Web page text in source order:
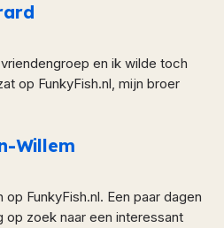
en ik wilde toch
op FunkyFish.nl, mijn broer
Willem
FunkyFish.nl. Een paar dagen
op zoek naar een interessant